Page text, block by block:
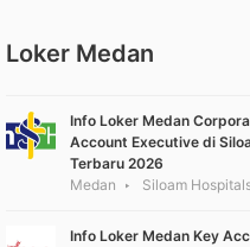
Loker Medan
Info Loker Medan
Account Executive di
Terbaru 2026
Medan
Siloam
Info Loker Medan Key